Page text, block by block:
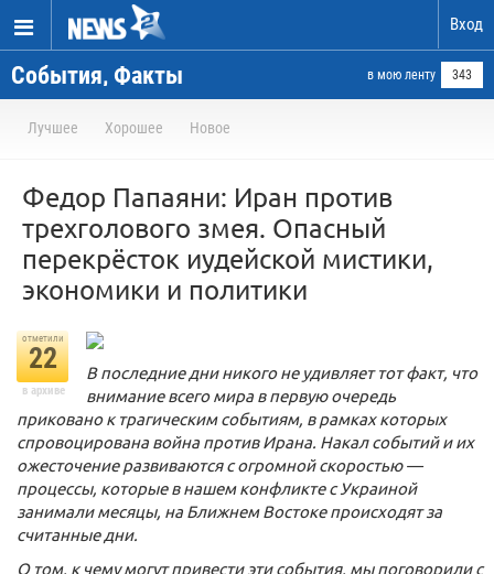
Вход
События, Факты в мою ленту 343
Лучшее Хорошее Новое
Федор Папаяни: Иран против
трехголового змея. Опасный
перекрёсток иудейской мистики,
экономики и политики
отметили
22
в архиве
В последние дни никого не удивляет тот факт, что
внимание всего мира в первую очередь
приковано к трагическим событиям, в рамках которых
спровоцирована война против Ирана. Накал событий и их
ожесточение развиваются с огромной скоростью —
процессы, которые в нашем конфликте с Украиной
занимали месяцы, на Ближнем Востоке происходят за
считанные дни.
О том, к чему могут привести эти события, мы поговорили с